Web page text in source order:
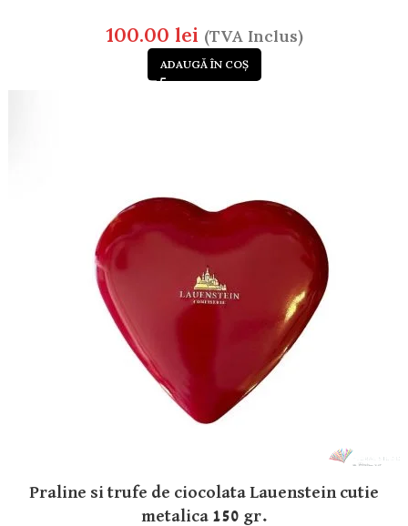
100.00 lei (TVA Inclus)
ADAUGĂ ÎN COȘ
Praline si trufe de ciocolata Lauenstein cutie
metalica 150 gr.